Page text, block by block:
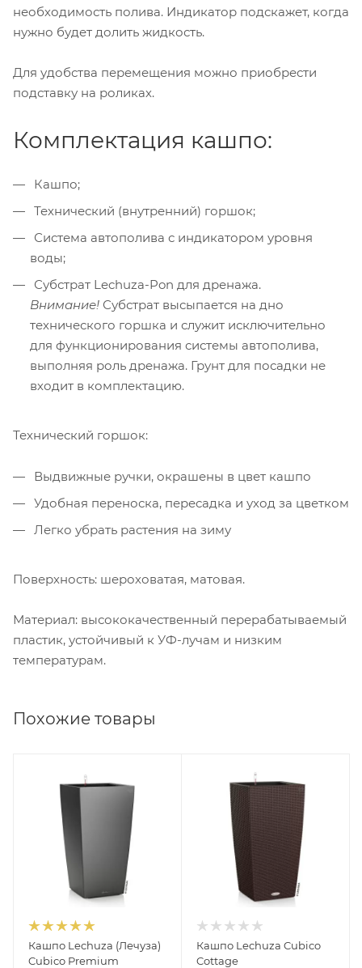
необходимость полива. Индикатор подскажет, когда
нужно будет долить жидкость.
Для удобства перемещения можно приобрести
подставку на роликах.
Комплектация кашпо:
Кашпо;
Технический (внутренний) горшок;
Система автополива с индикатором уровня
воды;
Субстрат Lechuza-Pon для дренажа.
Внимание! Субстрат высыпается на дно
технического горшка и служит исключительно
для функционирования системы автополива,
выполняя роль дренажа. Грунт для посадки не
входит в комплектацию.
Технический горшок:
Выдвижные ручки, окрашены в цвет кашпо
Удобная переноска, пересадка и уход за цветком
Легко убрать растения на зиму
Поверхность: шероховатая, матовая.
Материал: высококачественный перерабатываемый
пластик, устойчивый к УФ-лучам и низким
температурам.
Похожие товары
Кашпо Lechuza (Лечуза)
Cubico Premium
Кашпо Lechuza Cubico
Cottage